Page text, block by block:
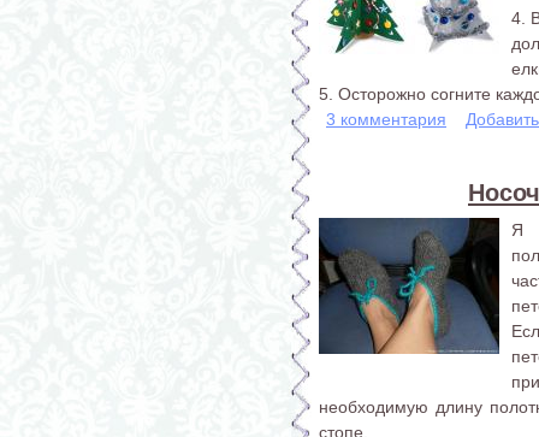
4.
5. Осторожно согните
3 комментария
Я
необходимую длину
стопе.